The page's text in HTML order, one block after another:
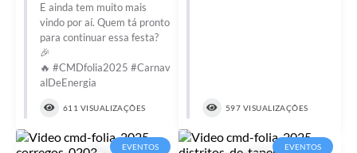
E ainda tem muito mais
vindo por aí. Quem tá pronto
para continuar essa festa?
🎉
🔥 #CMDfolia2025 #Carnav
alDeEnergia
611 VISUALIZAÇÕES 597 VISUALIZAÇÕES
EVENTOS EVENTOS